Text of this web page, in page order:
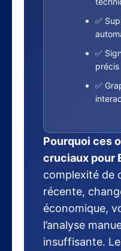
✅
✅
précis
✅
Pourquoi ces
cruciaux pour
complexité de
récente,
économique,
l’analyse
insuffisante.